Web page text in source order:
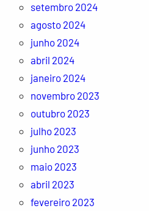
setembro 2024
agosto 2024
junho 2024
abril 2024
janeiro 2024
novembro 2023
outubro 2023
julho 2023
junho 2023
maio 2023
abril 2023
fevereiro 2023